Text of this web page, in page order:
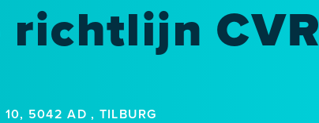
richtlijn
10, 5042 AD , TILBURG